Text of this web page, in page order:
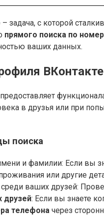
задача, с которой
прямого поиска по
ваших данных.
в друзья или при
поиска
и фамилии: Если вы
или другие
среди ваших друзей:
друзей: Если вы знаете
телефона через